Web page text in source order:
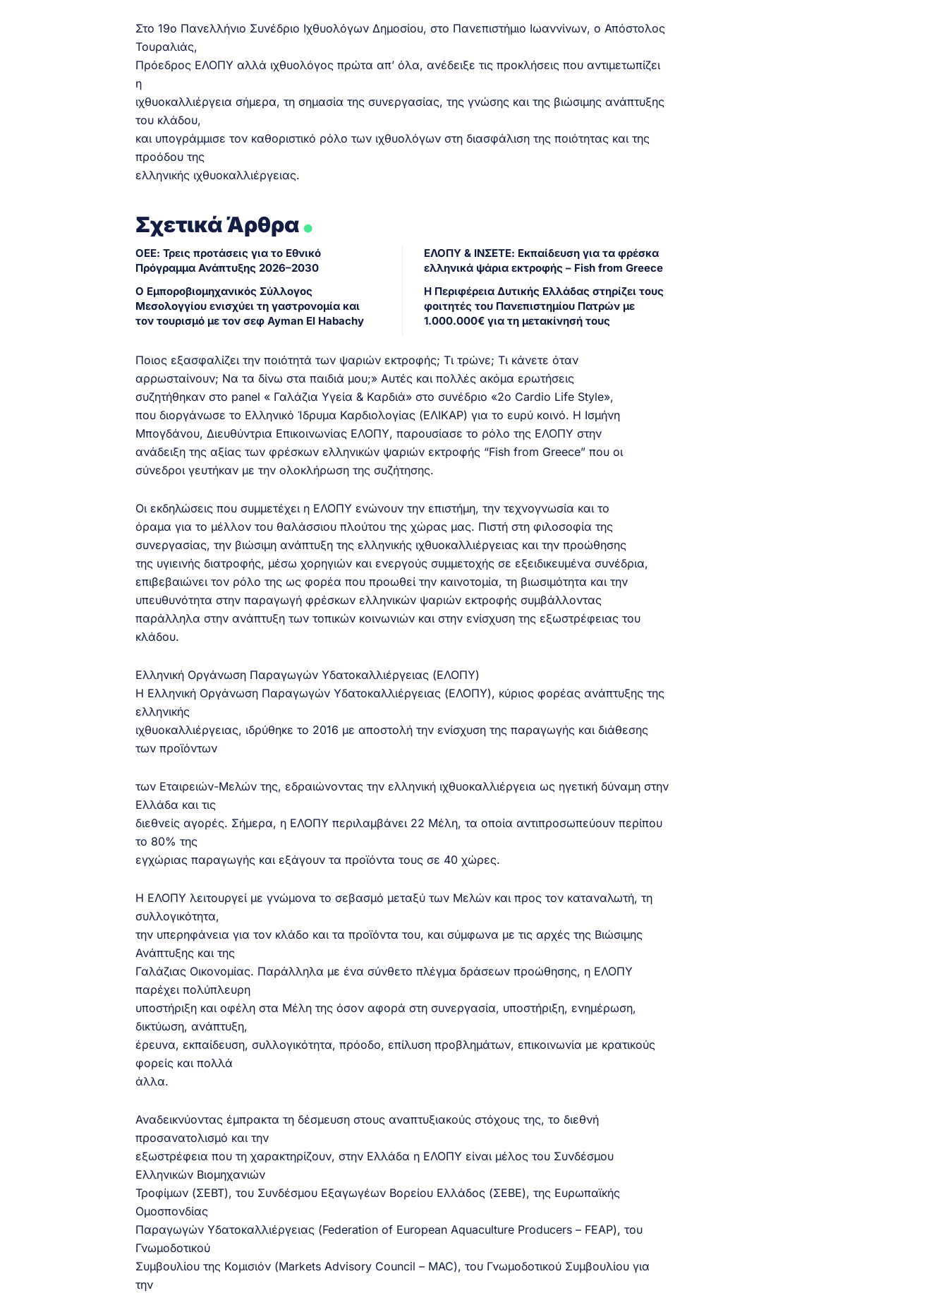
Στο 19ο Πανελλήνιο Συνέδριο Ιχθυολόγων Δημοσίου, στο Πανεπιστήμιο Ιωαννίνων, ο Απόστολος
Τουραλιάς,
Πρόεδρος ΕΛΟΠΥ αλλά ιχθυολόγος πρώτα απ’ όλα, ανέδειξε τις προκλήσεις που αντιμετωπίζει
η
ιχθυοκαλλιέργεια σήμερα, τη σημασία της συνεργασίας, της γνώσης και της βιώσιμης ανάπτυξης
του κλάδου,
και υπογράμμισε τον καθοριστικό ρόλο των ιχθυολόγων στη διασφάλιση της ποιότητας και της
προόδου της
ελληνικής ιχθυοκαλλιέργειας.
Σχετικά Άρθρα.
ΟΕΕ: Τρεις προτάσεις για το Εθνικό
Πρόγραμμα Ανάπτυξης 2026–2030
Ο Εμποροβιομηχανικός Σύλλογος
Μεσολογγίου ενισχύει τη γαστρονομία και
τον τουρισμό με τον σεφ Ayman El Habachy
ΕΛΟΠΥ & ΙΝΣΕΤΕ: Εκπαίδευση για τα φρέσκα
ελληνικά ψάρια εκτροφής – Fish from Greece
Η Περιφέρεια Δυτικής Ελλάδας στηρίζει τους
φοιτητές του Πανεπιστημίου Πατρών με
1.000.000€ για τη μετακίνησή τους
Ποιος εξασφαλίζει την ποιότητά των ψαριών εκτροφής; Τι τρώνε; Τι κάνετε όταν
αρρωσταίνουν; Να τα δίνω στα παιδιά μου;» Αυτές και πολλές ακόμα ερωτήσεις
συζητήθηκαν στο panel « Γαλάζια Υγεία & Καρδιά» στο συνέδριο «2ο Cardio Life Style»,
που διοργάνωσε το Ελληνικό Ίδρυμα Καρδιολογίας (ΕΛΙΚΑΡ) για το ευρύ κοινό. Η Ισμήνη
Μπογδάνου, Διευθύντρια Επικοινωνίας ΕΛΟΠΥ, παρουσίασε το ρόλο της ΕΛΟΠΥ στην
ανάδειξη της αξίας των φρέσκων ελληνικών ψαριών εκτροφής “Fish from Greece” που οι
σύνεδροι γευτήκαν με την ολοκλήρωση της συζήτησης.
Οι εκδηλώσεις που συμμετέχει η ΕΛΟΠΥ ενώνουν την επιστήμη, την τεχνογνωσία και το
όραμα για το μέλλον του θαλάσσιου πλούτου της χώρας μας. Πιστή στη φιλοσοφία της
συνεργασίας, την βιώσιμη ανάπτυξη της ελληνικής ιχθυοκαλλιέργειας και την προώθησης
της υγιεινής διατροφής, μέσω χορηγιών και ενεργούς συμμετοχής σε εξειδικευμένα συνέδρια,
επιβεβαιώνει τον ρόλο της ως φορέα που προωθεί την καινοτομία, τη βιωσιμότητα και την
υπευθυνότητα στην παραγωγή φρέσκων ελληνικών ψαριών εκτροφής συμβάλλοντας
παράλληλα στην ανάπτυξη των τοπικών κοινωνιών και στην ενίσχυση της εξωστρέφειας του
κλάδου.
Ελληνική Οργάνωση Παραγωγών Υδατοκαλλιέργειας (ΕΛΟΠΥ)
Η Ελληνική Οργάνωση Παραγωγών Υδατοκαλλιέργειας (ΕΛΟΠΥ), κύριος φορέας ανάπτυξης της
ελληνικής
ιχθυοκαλλιέργειας, ιδρύθηκε το 2016 με αποστολή την ενίσχυση της παραγωγής και διάθεσης
των προϊόντων
των Εταιρειών-Μελών της, εδραιώνοντας την ελληνική ιχθυοκαλλιέργεια ως ηγετική δύναμη στην
Ελλάδα και τις
διεθνείς αγορές. Σήμερα, η ΕΛΟΠΥ περιλαμβάνει 22 Μέλη, τα οποία αντιπροσωπεύουν περίπου
το 80% της
εγχώριας παραγωγής και εξάγουν τα προϊόντα τους σε 40 χώρες.
Η ΕΛΟΠΥ λειτουργεί με γνώμονα το σεβασμό μεταξύ των Μελών και προς τον καταναλωτή, τη
συλλογικότητα,
την υπερηφάνεια για τον κλάδο και τα προϊόντα του, και σύμφωνα με τις αρχές της Βιώσιμης
Ανάπτυξης και της
Γαλάζιας Οικονομίας. Παράλληλα με ένα σύνθετο πλέγμα δράσεων προώθησης, η ΕΛΟΠΥ
παρέχει πολύπλευρη
υποστήριξη και οφέλη στα Μέλη της όσον αφορά στη συνεργασία, υποστήριξη, ενημέρωση,
δικτύωση, ανάπτυξη,
έρευνα, εκπαίδευση, συλλογικότητα, πρόοδο, επίλυση προβλημάτων, επικοινωνία με κρατικούς
φορείς και πολλά
άλλα.
Αναδεικνύοντας έμπρακτα τη δέσμευση στους αναπτυξιακούς στόχους της, το διεθνή
προσανατολισμό και την
εξωστρέφεια που τη χαρακτηρίζουν, στην Ελλάδα η ΕΛΟΠΥ είναι μέλος του Συνδέσμου
Ελληνικών Βιομηχανιών
Τροφίμων (ΣΕΒΤ), του Συνδέσμου Εξαγωγέων Βορείου Ελλάδος (ΣΕΒΕ), της Ευρωπαϊκής
Ομοσπονδίας
Παραγωγών Υδατοκαλλιέργειας (Federation of European Aquaculture Producers – FEAP), του
Γνωμοδοτικού
Συμβουλίου της Κομισιόν (Markets Advisory Council – MAC), του Γνωμοδοτικού Συμβουλίου για
την